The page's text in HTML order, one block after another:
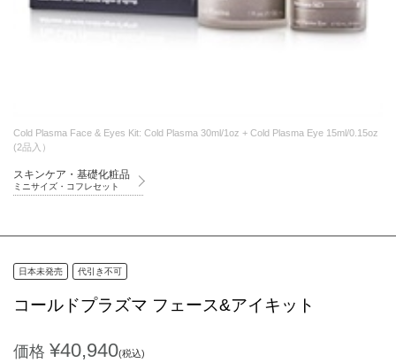
Cold Plasma Face & Eyes Kit: Cold Plasma 30ml/1oz + Cold Plasma Eye 15ml/0.15oz
(2品入）
スキンケア・基礎化粧品
ミニサイズ・コフレセット
日本未発売 代引き不可
コールドプラズマ フェース&アイキット
価格 ¥40,940(税込)